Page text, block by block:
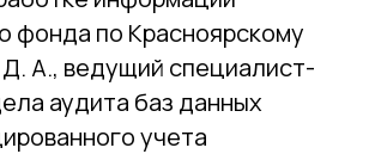
фонда по Красноярскому
А., ведущий специалист-
аудита баз данных
учета